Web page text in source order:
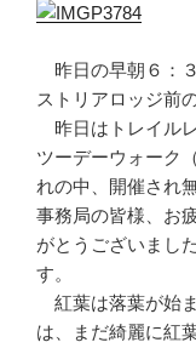
昨日の早朝６：
ストリアロッジ前
昨日はトレイル
ツーデーウォーク
れの中、開催され
事務局の皆様、お
がとうございまし
す。
紅葉は落葉が始
は、まだ綺麗に紅